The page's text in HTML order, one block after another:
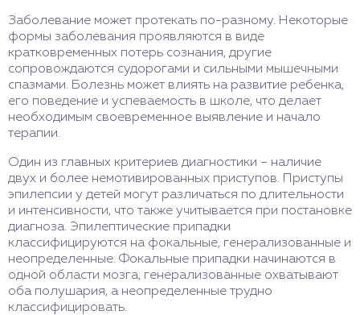
Заболевание может протекать по-разному. Некоторые
формы заболевания проявляются в виде
кратковременных потерь сознания, другие
сопровождаются судорогами и сильными мышечными
спазмами. Болезнь может влиять на развитие ребенка,
его поведение и успеваемость в школе, что делает
необходимым своевременное выявление и начало
терапии.
Один из главных критериев диагностики – наличие
двух и более немотивированных приступов. Приступы
эпилепсии у детей могут различаться по длительности
и интенсивности, что также учитывается при постановке
диагноза. Эпилептические припадки
классифицируются на фокальные, генерализованные и
неопределенные. Фокальные припадки начинаются в
одной области мозга, генерализованные охватывают
оба полушария, а неопределенные трудно
классифицировать.